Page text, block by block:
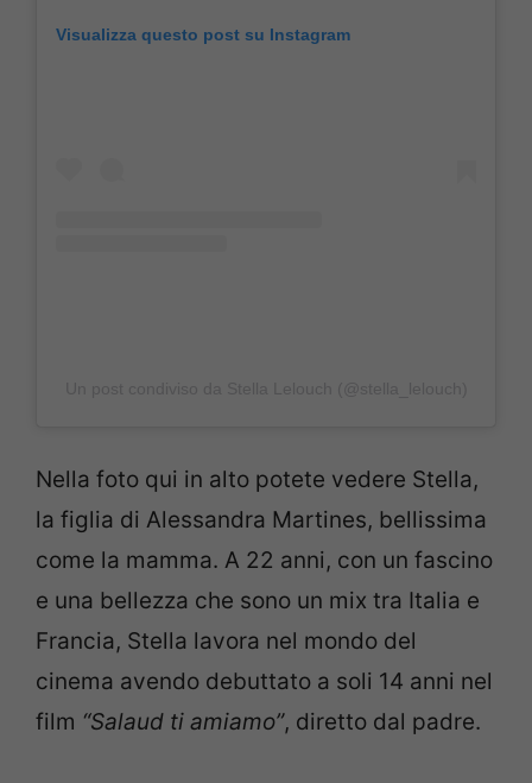
Visualizza questo post su Instagram
Nella foto qui in alto potete vedere Stella,
la figlia di Alessandra Martines, bellissima
come la mamma. A 22 anni, con un fascino
e una bellezza che sono un mix tra Italia e
Francia, Stella lavora nel mondo del
cinema avendo debuttato a soli 14 anni nel
film “Salaud ti amiamo”, diretto dal padre.